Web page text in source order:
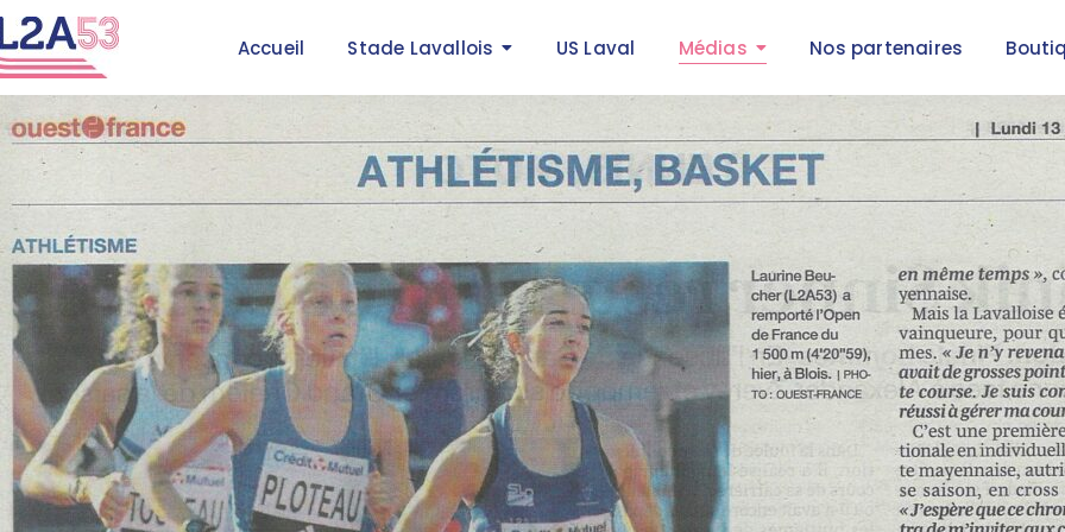
Accueil Stade Lavallois US Laval Médias Nos partenaires